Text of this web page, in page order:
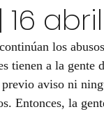
los
tienen a la gente
aviso ni
Entonces, la